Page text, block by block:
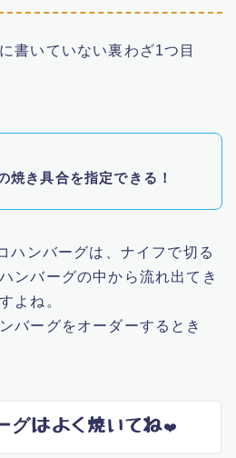
書いていない裏わざ1つ目
焼き具合を指定できる！
ハンバーグは、ナイフで切る
ンバーグの中から流れ出てき
よね。
バーグをオーダーするとき
グはよく焼いてね❤️